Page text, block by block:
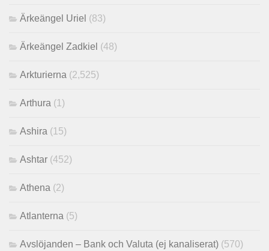
Ärkeängel Uriel (83)
Ärkeängel Zadkiel (48)
Arkturierna (2,525)
Arthura (1)
Ashira (15)
Ashtar (452)
Athena (2)
Atlanterna (5)
Avslöjanden – Bank och Valuta (ej kanaliserat) (570)